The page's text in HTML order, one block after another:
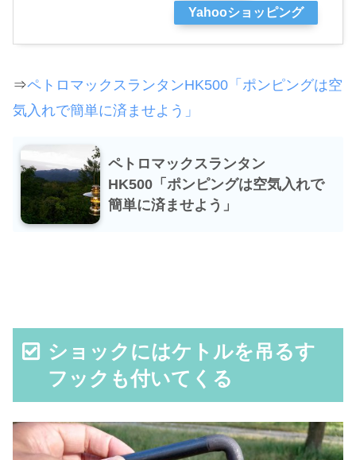
Yahooショッピング
⇒ペトロマックスランタンHK500「ポンピングは空
気入れで簡単に済ませよう」
ペトロマックスランタン
HK500「ポンピングは空気入れで
簡単に済ませよう」
ショックにはケトルを吊るす
フックも付いてくる